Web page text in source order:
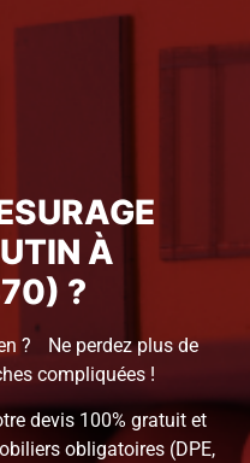
À
?
? Ne perdez plus de
compliquées !
devis 100% gratuit et
obligatoires (DPE,